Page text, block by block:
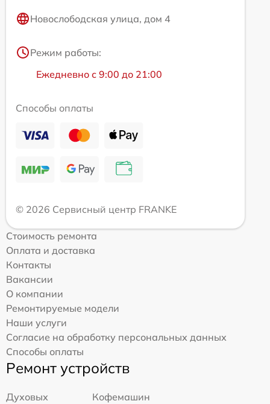
Новослободская улица, дом 4
Режим работы:
Ежедневно с 9:00 до 21:00
Способы оплаты
© 2026 Сервисный центр FRANKE
Стоимость ремонта
Оплата и доставка
Контакты
Вакансии
О компании
Ремонтируемые модели
Наши услуги
Согласие на обработку персональных данных
Способы оплаты
Ремонт устройств
Духовых
Кофемашин